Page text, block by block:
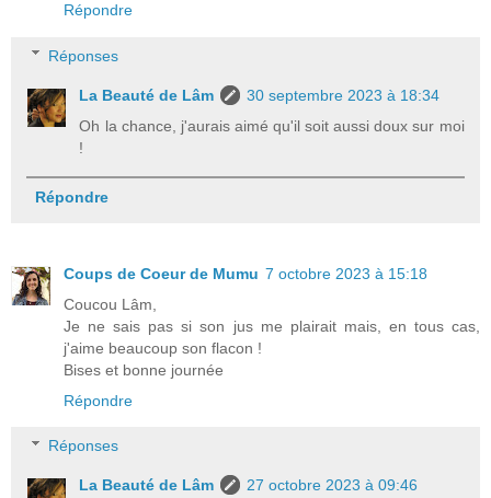
Répondre
Réponses
La Beauté de Lâm
30 septembre 2023 à 18:34
Oh la chance, j'aurais aimé qu'il soit aussi doux sur moi
!
Répondre
Coups de Coeur de Mumu 7 octobre 2023 à 15:18
Coucou Lâm,
Je ne sais pas si son jus me plairait mais, en tous cas,
j'aime beaucoup son flacon !
Bises et bonne journée
Répondre
Réponses
La Beauté de Lâm
27 octobre 2023 à 09:46